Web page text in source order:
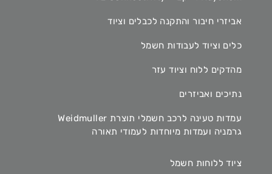
אביזרי חיבור והתקנה לכבלים וציוד
כלים וציוד לעבודות חשמל
מהדקים ללוח וציוד עזר
נתיכים ואביזרים
עמדות טעינה לרכב חשמלי תוצרת Weidmuller
גרמניה ועמדות מיוחדות לעמודי תאורה
ציוד ללוחות חשמל